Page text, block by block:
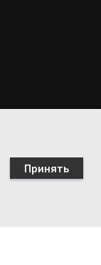
Принять